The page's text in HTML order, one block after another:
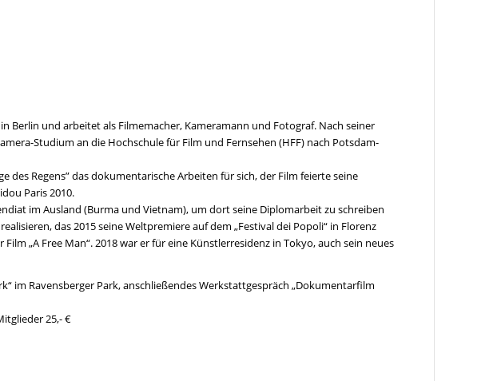
Berlin und arbeitet als Filmemacher, Kameramann und Fotograf. Nach seiner
Studium an die Hochschule für Film und Fernsehen (HFF) nach Potsdam-
des Regens” das dokumentarische Arbeiten für sich, der Film feierte seine
Paris 2010.
im Ausland (Burma und Vietnam), um dort seine Diplomarbeit zu schreiben
das 2015 seine Weltpremiere auf dem „Festival dei Popoli“ in Florenz
„A Free Man“. 2018 war er für eine Künstlerresidenz in Tokyo, auch sein neues
im Ravensberger Park, anschließendes Werkstattgespräch „Dokumentarfilm
25,- €